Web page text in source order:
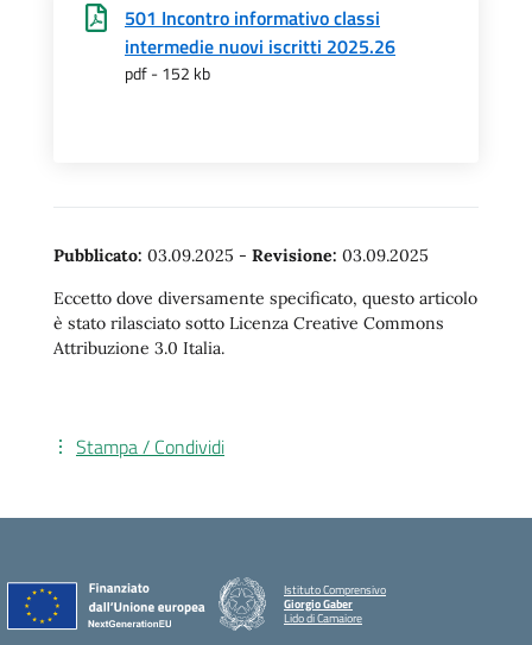
501 Incontro informativo classi
intermedie nuovi iscritti 2025.26
pdf - 152 kb
Pubblicato: 03.09.2025 - Revisione: 03.09.2025
Eccetto dove diversamente specificato, questo articolo
è stato rilasciato sotto Licenza Creative Commons
Attribuzione 3.0 Italia.
Stampa / Condividi
Istituto Comprensivo
Giorgio Gaber
Lido di Camaiore